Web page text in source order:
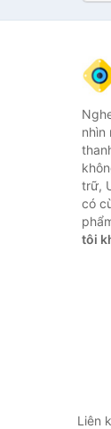
nhìn
trữ,
có
tôi
Liên